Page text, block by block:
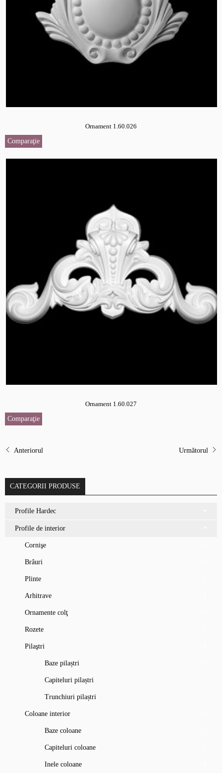
Ornament 1.60.026
Comparaţie
Ornament 1.60.027
Comparaţie
Anteriorul Următorul
CATEGORII PRODUSE
Profile Hardec
Profile de interior
Cornişe
Brâuri
Plinte
Arhitrave
Ornamente colţ
Rozete
Pilaştri
Baze pilaștri
Capiteluri pilaștri
Trunchiuri pilaștri
Coloane interior
Baze coloane
Capiteluri coloane
Inele coloane